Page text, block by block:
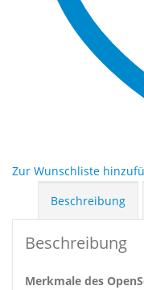
Zur Wunschliste
Beschreibung
Beschreibung
Merkmale des